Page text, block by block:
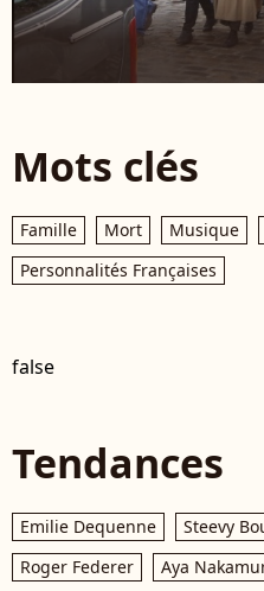
Mots clés
Famille Mort Musique
Personnalités Françaises
false
Tendances
Emilie Dequenne Steevy
Roger Federer
Aya